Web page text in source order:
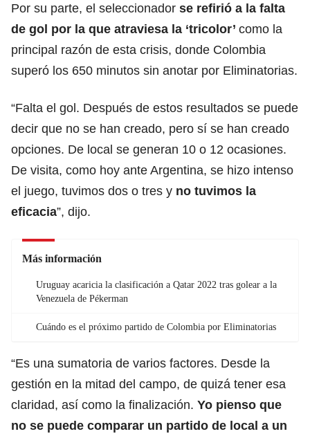
Por su parte, el seleccionador se refirió a la falta
de gol por la que atraviesa la ‘tricolor’ como la
principal razón de esta crisis, donde Colombia
superó los 650 minutos sin anotar por Eliminatorias.
“Falta el gol. Después de estos resultados se puede
decir que no se han creado, pero sí se han creado
opciones. De local se generan 10 o 12 ocasiones.
De visita, como hoy ante Argentina, se hizo intenso
el juego, tuvimos dos o tres y no tuvimos la
eficacia”, dijo.
Más información
Uruguay acaricia la clasificación a Qatar 2022 tras golear a la
Venezuela de Pékerman
Cuándo es el próximo partido de Colombia por Eliminatorias
“Es una sumatoria de varios factores. Desde la
gestión en la mitad del campo, de quizá tener esa
claridad, así como la finalización. Yo pienso que
no se puede comparar un partido de local a un